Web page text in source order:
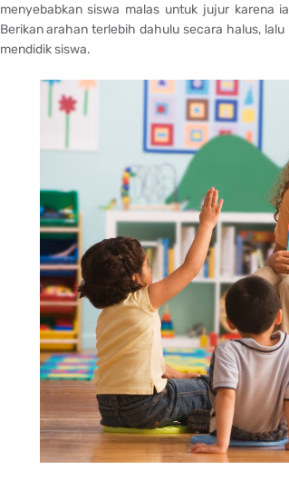
menyebabkan siswa malas untuk jujur karena
Berikan arahan terlebih dahulu secara halus,
mendidik siswa.